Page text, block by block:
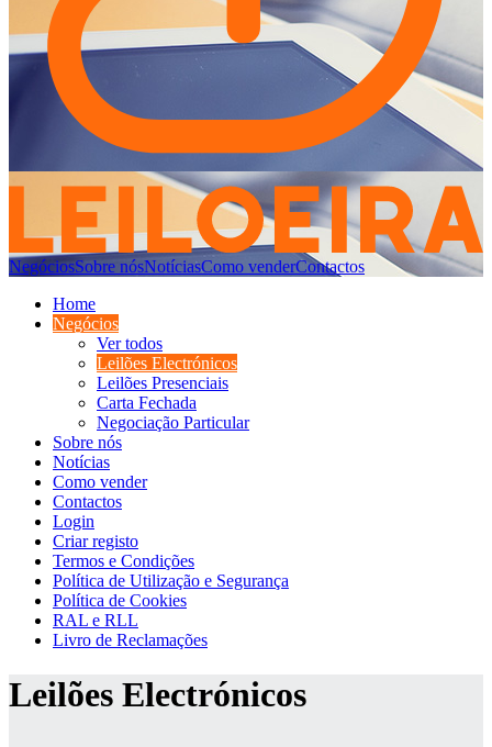
NegóciosSobre nósNotíciasComo venderContactos
Home
Negócios
Ver todos
Leilões Electrónicos
Leilões Presenciais
Carta Fechada
Negociação Particular
Sobre nós
Notícias
Como vender
Contactos
Login
Criar registo
Termos e Condições
Política de Utilização e Segurança
Política de Cookies
RAL e RLL
Livro de Reclamações
Leilões Electrónicos